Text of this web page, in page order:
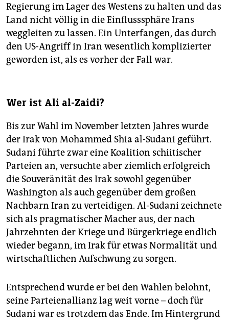
Regierung im Lager des Westens zu halten und das
Land nicht völlig in die Einflusssphäre Irans
weggleiten zu lassen. Ein Unterfangen, das durch
den US-Angriff in Iran wesentlich komplizierter
geworden ist, als es vorher der Fall war.
Wer ist Ali al-Zaidi?
Bis zur Wahl im November letzten Jahres wurde
der Irak von Mohammed Shia al-Sudani geführt.
Sudani führte zwar eine Koalition schiitischer
Parteien an, versuchte aber ziemlich erfolgreich
die Souveränität des Irak sowohl gegenüber
Washington als auch gegenüber dem großen
Nachbarn Iran zu verteidigen. Al-Sudani zeichnete
sich als pragmatischer Macher aus, der nach
Jahrzehnten der Kriege und Bürgerkriege endlich
wieder begann, im Irak für etwas Normalität und
wirtschaftlichen Aufschwung zu sorgen.
Entsprechend wurde er bei den Wahlen belohnt,
seine Parteienallianz lag weit vorne – doch für
Sudani war es trotzdem das Ende. Im Hintergrund